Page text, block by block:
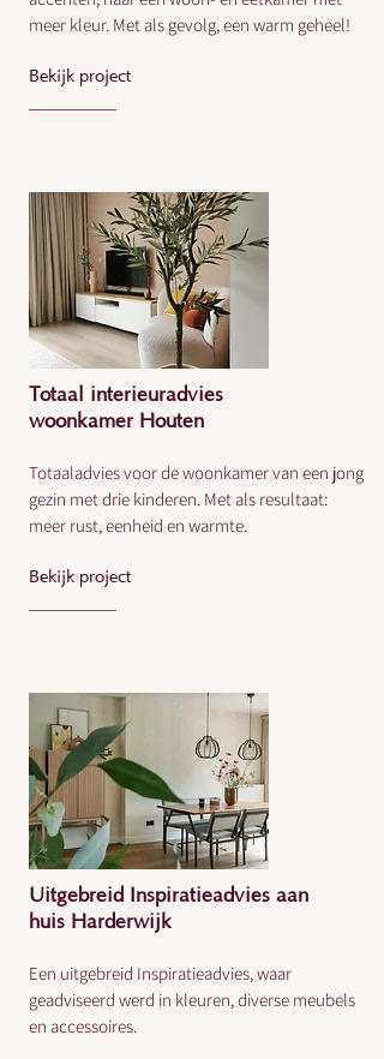
meer kleur. Met als gevolg, een warm geheel!
Bekijk project
Totaal interieuradvies
woonkamer Houten
Totaaladvies voor de woonkamer van een jong
gezin met drie kinderen. Met als resultaat:
meer rust, eenheid en warmte.
Bekijk project
Uitgebreid Inspiratieadvies aan
huis Harderwijk
Een uitgebreid Inspiratieadvies, waar
geadviseerd werd in kleuren, diverse meubels
en accessoires.